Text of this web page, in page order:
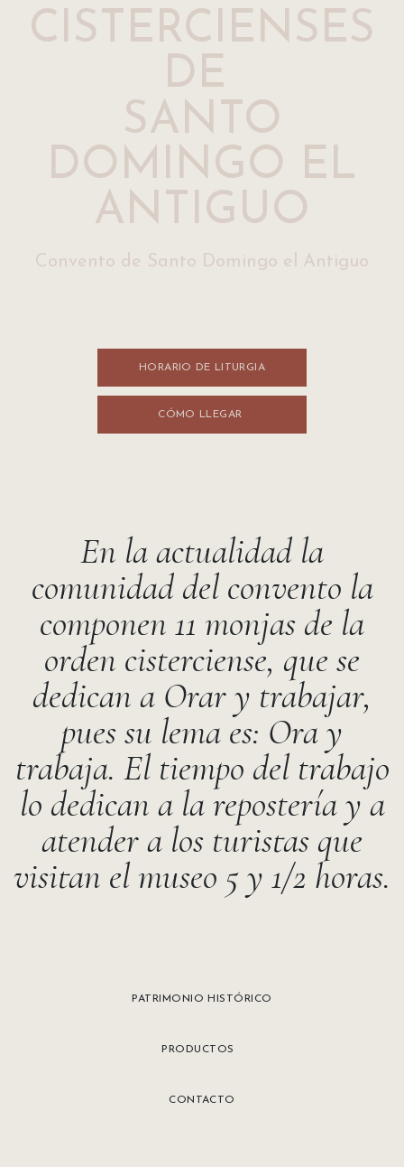
CISTERCIENSES
DE
SANTO
DOMINGO EL
ANTIGUO
Convento de Santo Domingo el Antiguo
HORARIO DE LITURGI​​A
CÓMO LLEGA​​R
En la actualidad la
comunidad del convento la
componen 11 monjas de la
orden cisterciense, que se
dedican a Orar y trabajar,
pues su lema es: Ora y
trabaja. El tiempo del trabajo
lo dedican a la repostería y a
atender a los turistas que
visitan el museo 5 y 1/2 horas.
PATRIMONIO HISTÓRICO
PRODUCTOS
CONTACTO